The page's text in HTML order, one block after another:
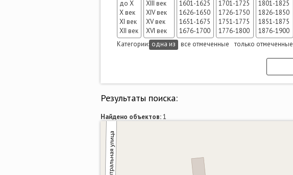
до X
X век
XI век
XII век
XIII век
XIV век
XV век
XVI век
1601-1625
1626-1650
1651-1675
1676-1700
1701-1725
1726-1750
1751-1775
1776-1800
1801-1825
1826-1850
1851-1875
1876-1900
Категории: одна из все отмеченные только отмеченные
Результаты поиска:
Найдено объектов:1